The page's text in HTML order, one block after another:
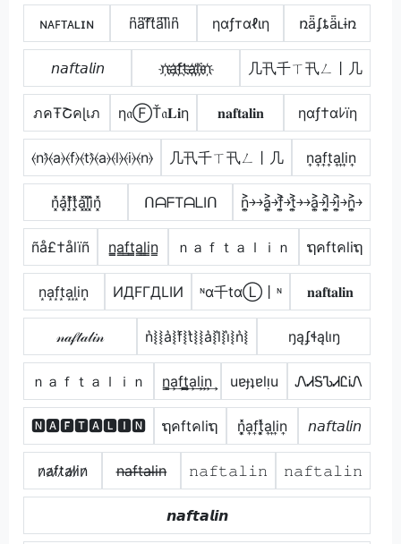
ɴᴀꜰᴛᴀʟɪɴ n͆a͆f͆t͆a͆l͆i͆n͆ ηαƒтαℓιη ռǟʄȶǟʟɨռ
𝘯𝘢𝘧𝘵𝘢𝘭𝘪𝘯 n҉a҉f҉t҉a҉l҉i҉n҉ 几卂千ㄒ卂ㄥ丨几
ภคŦՇคɭเภ η𝔞ⒻŤ𝔞𝐋𝐢η 𝐧𝐚𝐟𝐭𝐚𝐥𝐢𝐧 ηαƒ†αﾚïη
⦑n⦒̂⦑a⦒⦑f⦒⦑t⦒̂⦑a⦒⦑l⦒⦑i⦒⦑n⦒ 几卂千ㄒ卂ㄥ丨几 n͎a͎f͎t͎a͎l͎i͎n͎
n͓̽a͓̽f͓̽t͓̽a͓̽l͓̽i͓̽n͓̽ ᑎᗩᖴTᗩᒪIᑎ n͎͍͐￫￫a͎͍͐￫f͎͍͐￫t͎͍͐￫￫a͎͍͐￫l͎͍͐￫i͎͍͐￫n͎͍͐￫
ñå£†ålïñ n̳̲a̳f̳t̳̲a̳l̳i̳n̳ ｎａｆｔａｌｉｎ ຖคftคliຖ
n͙a͙f͙t͙a͙l͙i͙n͙ ИДFΓДLIИ ᶰα千tαⓁ丨ᶰ 𝐧𝐚𝐟𝐭𝐚𝐥𝐢𝐧
𝓃𝒶𝒻𝓉𝒶𝓁𝒾𝓃 n͛⦚⦚a͛⦚f͛⦚t͛⦚⦚a͛⦚l͛⦚i͛⦚n͛⦚ ŋąʄɬąƖıŋ
ｎａｆｔａｌｉｎ n̳͢a͢f͢t̳͢a͢l͢i͢n͢ uɐɟʇɐlᴉu ᏁᏗᎦᏖᏗᏝᎥᏁ
🅽🅰🅵🆃🅰🅻🅸🅽 ຖคftคliຖ n͎͓̽a͎f͎t͎͓̽a͎l͎i͎n͎ 𝘯𝘢𝘧𝘵𝘢𝘭𝘪𝘯
n̷a̷f̷t̷a̷l̷i̷n̷ n̶a̶f̶t̶a̶l̶i̶n̶ 𝚗𝚊𝚏𝚝𝚊𝚕𝚒𝚗 𝚗𝚊𝚏𝚝𝚊𝚕𝚒𝚗
𝙣𝙖𝙛𝙩𝙖𝙡𝙞𝙣